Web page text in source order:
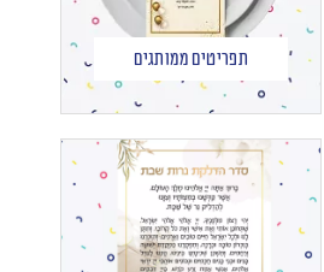
תפריטים ממותגים